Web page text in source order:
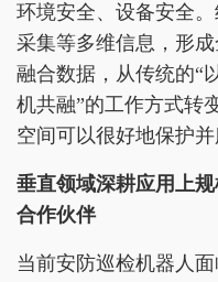
环境安全、设备安全
采集等多维信息，形
融合数据，从传统的“
机共融”的工作方式转
空间可以很好地保护
垂直领域深耕应用上
合作伙伴
当前安防巡检机器人